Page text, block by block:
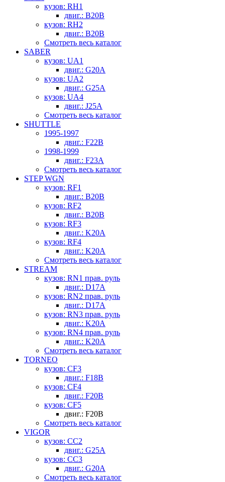
кузов: RH1
двиг.: B20B
кузов: RH2
двиг.: B20B
Смотреть весь каталог
SABER
кузов: UA1
двиг.: G20A
кузов: UA2
двиг.: G25A
кузов: UA4
двиг.: J25A
Смотреть весь каталог
SHUTTLE
1995-1997
двиг.: F22B
1998-1999
двиг.: F23A
Смотреть весь каталог
STEP WGN
кузов: RF1
двиг.: B20B
кузов: RF2
двиг.: B20B
кузов: RF3
двиг.: K20A
кузов: RF4
двиг.: K20A
Смотреть весь каталог
STREAM
кузов: RN1 прав. руль
двиг.: D17A
кузов: RN2 прав. руль
двиг.: D17A
кузов: RN3 прав. руль
двиг.: K20A
кузов: RN4 прав. руль
двиг.: K20A
Смотреть весь каталог
TORNEO
кузов: CF3
двиг.: F18B
кузов: CF4
двиг.: F20B
кузов: CF5
двиг.: F20B
Смотреть весь каталог
VIGOR
кузов: CC2
двиг.: G25A
кузов: CC3
двиг.: G20A
Смотреть весь каталог